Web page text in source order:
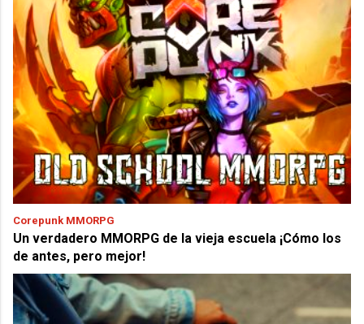
Corepunk MMORPG
Un verdadero MMORPG de la vieja escuela ¡Cómo los
de antes, pero mejor!